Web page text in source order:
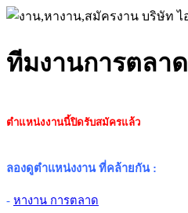
ทีมงานการตลาด
ตำแหน่งงานนี้ปิดรับสมัครแล้ว
ลองดูตำแหน่งงาน ที่คล้ายกัน:
- หางาน การตลาด